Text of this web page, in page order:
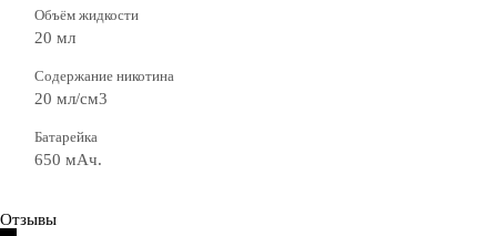
Объём жидкости
20 мл
Содержание никотина
20 мл/см3
Батарейка
650 мАч.
Отзывы